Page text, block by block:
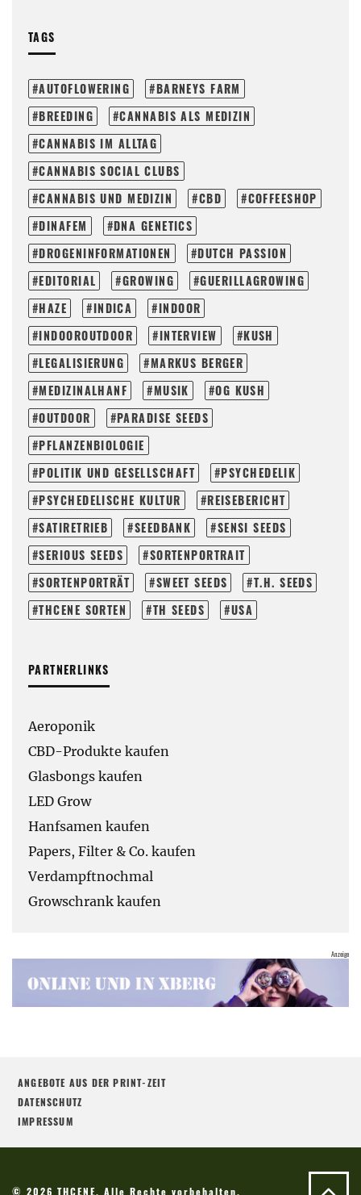
TAGS
AUTOFLOWERING
BARNEYS FARM
BREEDING
CANNABIS ALS MEDIZIN
CANNABIS IM ALLTAG
CANNABIS SOCIAL CLUBS
CANNABIS UND MEDIZIN
CBD
COFFEESHOP
DINAFEM
DNA GENETICS
DROGENINFORMATIONEN
DUTCH PASSION
EDITORIAL
GROWING
GUERILLAGROWING
HAZE
INDICA
INDOOR
INDOOROUTDOOR
INTERVIEW
KUSH
LEGALISIERUNG
MARKUS BERGER
MEDIZINALHANF
MUSIK
OG KUSH
OUTDOOR
PARADISE SEEDS
PFLANZENBIOLOGIE
POLITIK UND GESELLSCHAFT
PSYCHEDELIK
PSYCHEDELISCHE KULTUR
REISEBERICHT
SATIRETRIEB
SEEDBANK
SENSI SEEDS
SERIOUS SEEDS
SORTENPORTRAIT
SORTENPORTRÄT
SWEET SEEDS
T.H. SEEDS
THCENE SORTEN
TH SEEDS USA
PARTNERLINKS
Aeroponik
CBD-Produkte kaufen
Glasbongs kaufen
LED Grow
Hanfsamen kaufen
Papers, Filter & Co. kaufen
Verdampftnochmal
Growschrank kaufen
ANGEBOTE AUS DER PRINT-ZEIT
DATENSCHUTZ
IMPRESSUM
© 2026 THCENE. Alle Rechte vorbehalten.